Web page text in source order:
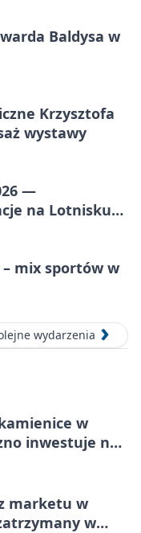
Baldysa w
Krzysztofa
wystawy
—
na Lotnisku
mix sportów w
wydarzenia
w
inwestuje na
marketu w
w